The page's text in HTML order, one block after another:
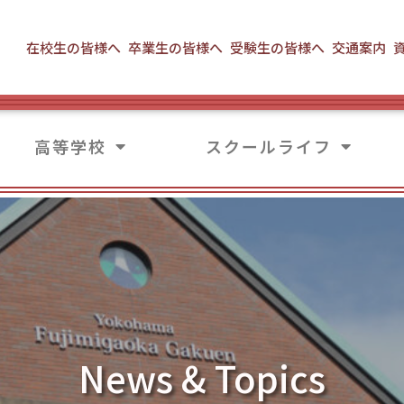
在校生の皆様へ 卒業生の皆様へ 受験生の皆様へ 交通案内
高等学校 スクールライフ
News & Topics